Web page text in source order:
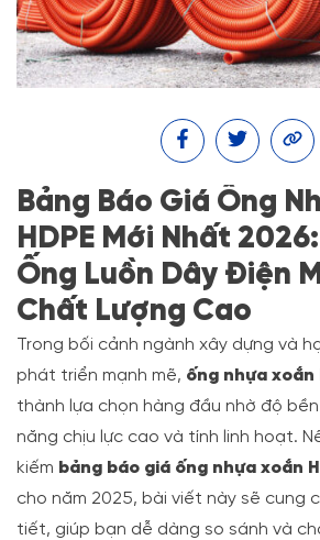
Bảng Báo Giá Ống
HDPE Mới Nhất
Ống Luồn Dây Điện
Chất Lượng Cao
Trong bối cảnh ngành xây dựng và
phát triển mạnh mẽ, ống nhựa xoắn
thành lựa chọn hàng đầu nhờ độ
năng chịu lực cao và tính linh hoạt.
kiếm bảng báo giá ống nhựa xoắn
cho năm 2025, bài viết này sẽ cung
tiết, giúp bạn dễ dàng so sánh và